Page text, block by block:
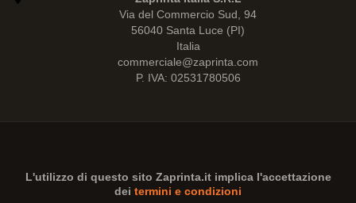
Via del Commercio Sud, 94
56040 Santa Luce (PI)
Italia
commerciale@zaprinta.com
P. IVA: 02531780506
L'utilizzo di questo sito Zaprinta.itimplica l'accettazione
dei termini e condizioni